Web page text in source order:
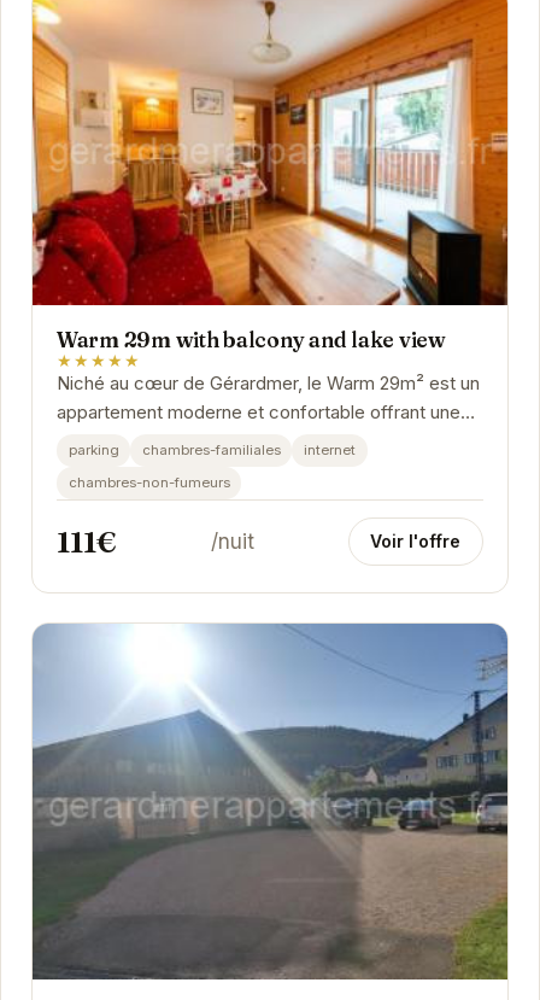
Warm 29m with balcony and lake view
★★★★★
Niché au cœur de Gérardmer, le Warm 29m² est un
appartement moderne et confortable offrant une
vue imprenable sur le lac. Son balcon vous...
parking chambres-familiales
internet
chambres-non-fumeurs
111€ /nuit Voir l'offre